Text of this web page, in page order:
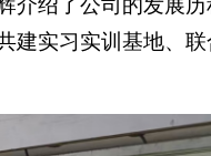
介绍了公司的发展
建实习实训基地、